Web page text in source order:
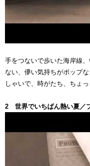
手をつないで歩いた海岸線
ない、儚い気持ちがポップ
しゃいで、時がたち、ちょ
2 世界でいちばん熱い夏／